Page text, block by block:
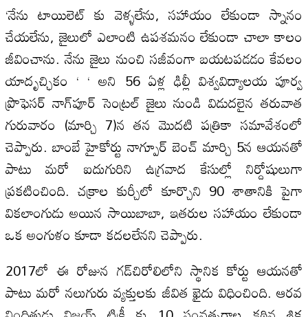
‘నేను టాయిలెట్ కు వెళ్ళలేను, సహాయం లేకుండా స్నానం
చేయలేను, జైలులో ఎలాంటి ఉపశమనం లేకుండా చాలా కాలం
జీవించాను. నేను జైలు నుంచి సజీవంగా బయటపడడం కేవలం
యాదృచ్ఛికం ‘ ‘ అని 56 ఏళ్ల ఢిల్లీ విశ్వవిద్యాలయ పూర్వ
ప్రొఫెసర్ నాగ్‌పూర్ సెంట్రల్ జైలు నుండి విడుదలైన తరువాత
గురువారం (మార్చి 7)న తన మొదటి పత్రికా సమావేశంలో
చెప్పారు. బాంబే హైకోర్టు నాగ్పూర్ బెంచ్ మార్చి 5న ఆయనతో
పాటు మరో ఐదుగురిని ఉగ్రవాద కేసుల్లో నిర్దోషులుగా
ప్రకటించింది. చక్రాల కుర్చీలో కూర్చొని 90 శాతానికి పైగా
వికలాంగుడు అయిన సాయిబాబా, ఇతరుల సహాయం లేకుండా
ఒక అంగుళం కూడా కదలలేనని చెప్పారు.
2017లో ఈ రోజున గడ్‌చిరోలిలోని స్థానిక కోర్టు ఆయనతో
పాటు మరో నలుగురు వ్యక్తులకు జీవిత ఖైదు విధించింది. ఆరవ